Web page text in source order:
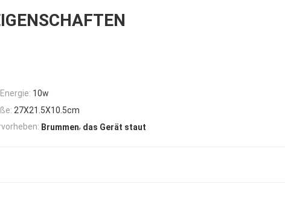
10w
27X21.5X10.5cm
Brummen, das Gerät staut